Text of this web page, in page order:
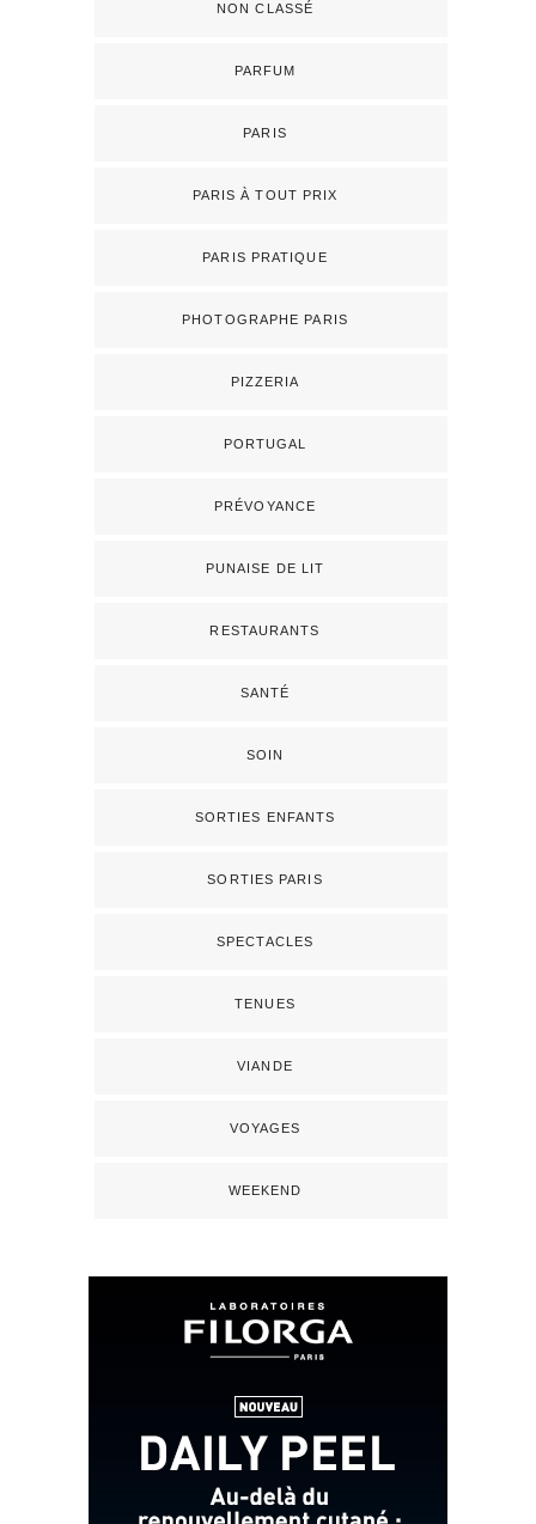
NON CLASSÉ
PARFUM
PARIS
PARIS À TOUT PRIX
PARIS PRATIQUE
PHOTOGRAPHE PARIS
PIZZERIA
PORTUGAL
PRÉVOYANCE
PUNAISE DE LIT
RESTAURANTS
SANTÉ
SOIN
SORTIES ENFANTS
SORTIES PARIS
SPECTACLES
TENUES
VIANDE
VOYAGES
WEEKEND